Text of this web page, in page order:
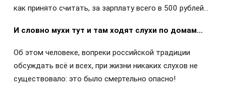
как принято считать, за зарплату всего в 500 рублей…
И словно мухи тут и там ходят слухи по домам…
Об этом человеке, вопреки российской традиции
обсуждать всё и всех, при жизни никаких слухов не
существовало: это было смертельно опасно!